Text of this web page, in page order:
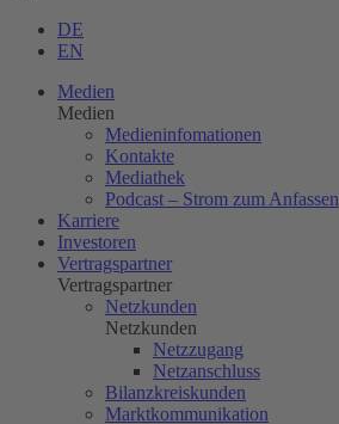
DE
EN
Medien
Medien
Medieninfomationen
Kontakte
Mediathek
Podcast – Strom zum Anfassen
Karriere
Investoren
Vertragspartner
Vertragspartner
Netzkunden
Netzkunden
Netzzugang
Netzanschluss
Bilanzkreiskunden
Marktkommunikation